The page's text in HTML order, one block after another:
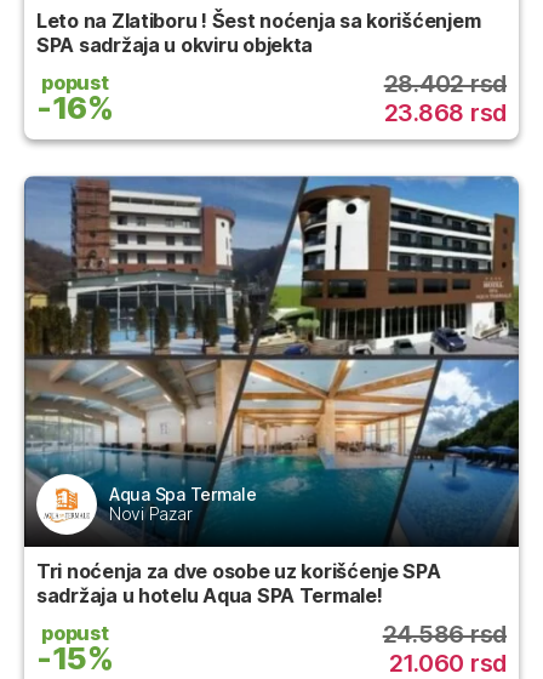
Leto na Zlatiboru ! Šest noćenja sa korišćenjem
SPA sadržaja u okviru objekta
popust
-16%
28.402 rsd
23.868 rsd
Aqua Spa Termale
Novi Pazar
Tri noćenja za dve osobe uz korišćenje SPA
sadržaja u hotelu Aqua SPA Termale!
popust
-15%
24.586 rsd
21.060 rsd